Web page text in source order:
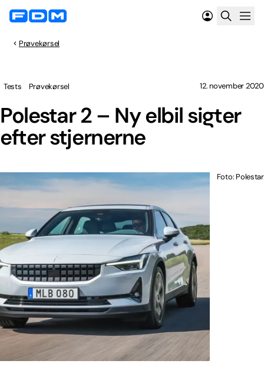
Prøvekørsel
Polestar 2 – Ny elbil sigter
efter stjernerne
Tests Prøvekørsel 12. november 2020
Foto: Polestar